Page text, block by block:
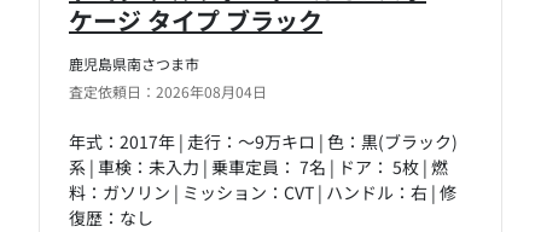
鹿児島県南さつま市
査定依頼日：2026年08月04日
ケージ タイプ ブラック
年式：2017年 | 走行：～9万キロ | 色：黒(ブラック)
系 | 車検：未入力 | 乗車定員： 7名 | ドア： 5枚 | 燃
料：ガソリン | ミッション：CVT | ハンドル：右 | 修
復歴：なし